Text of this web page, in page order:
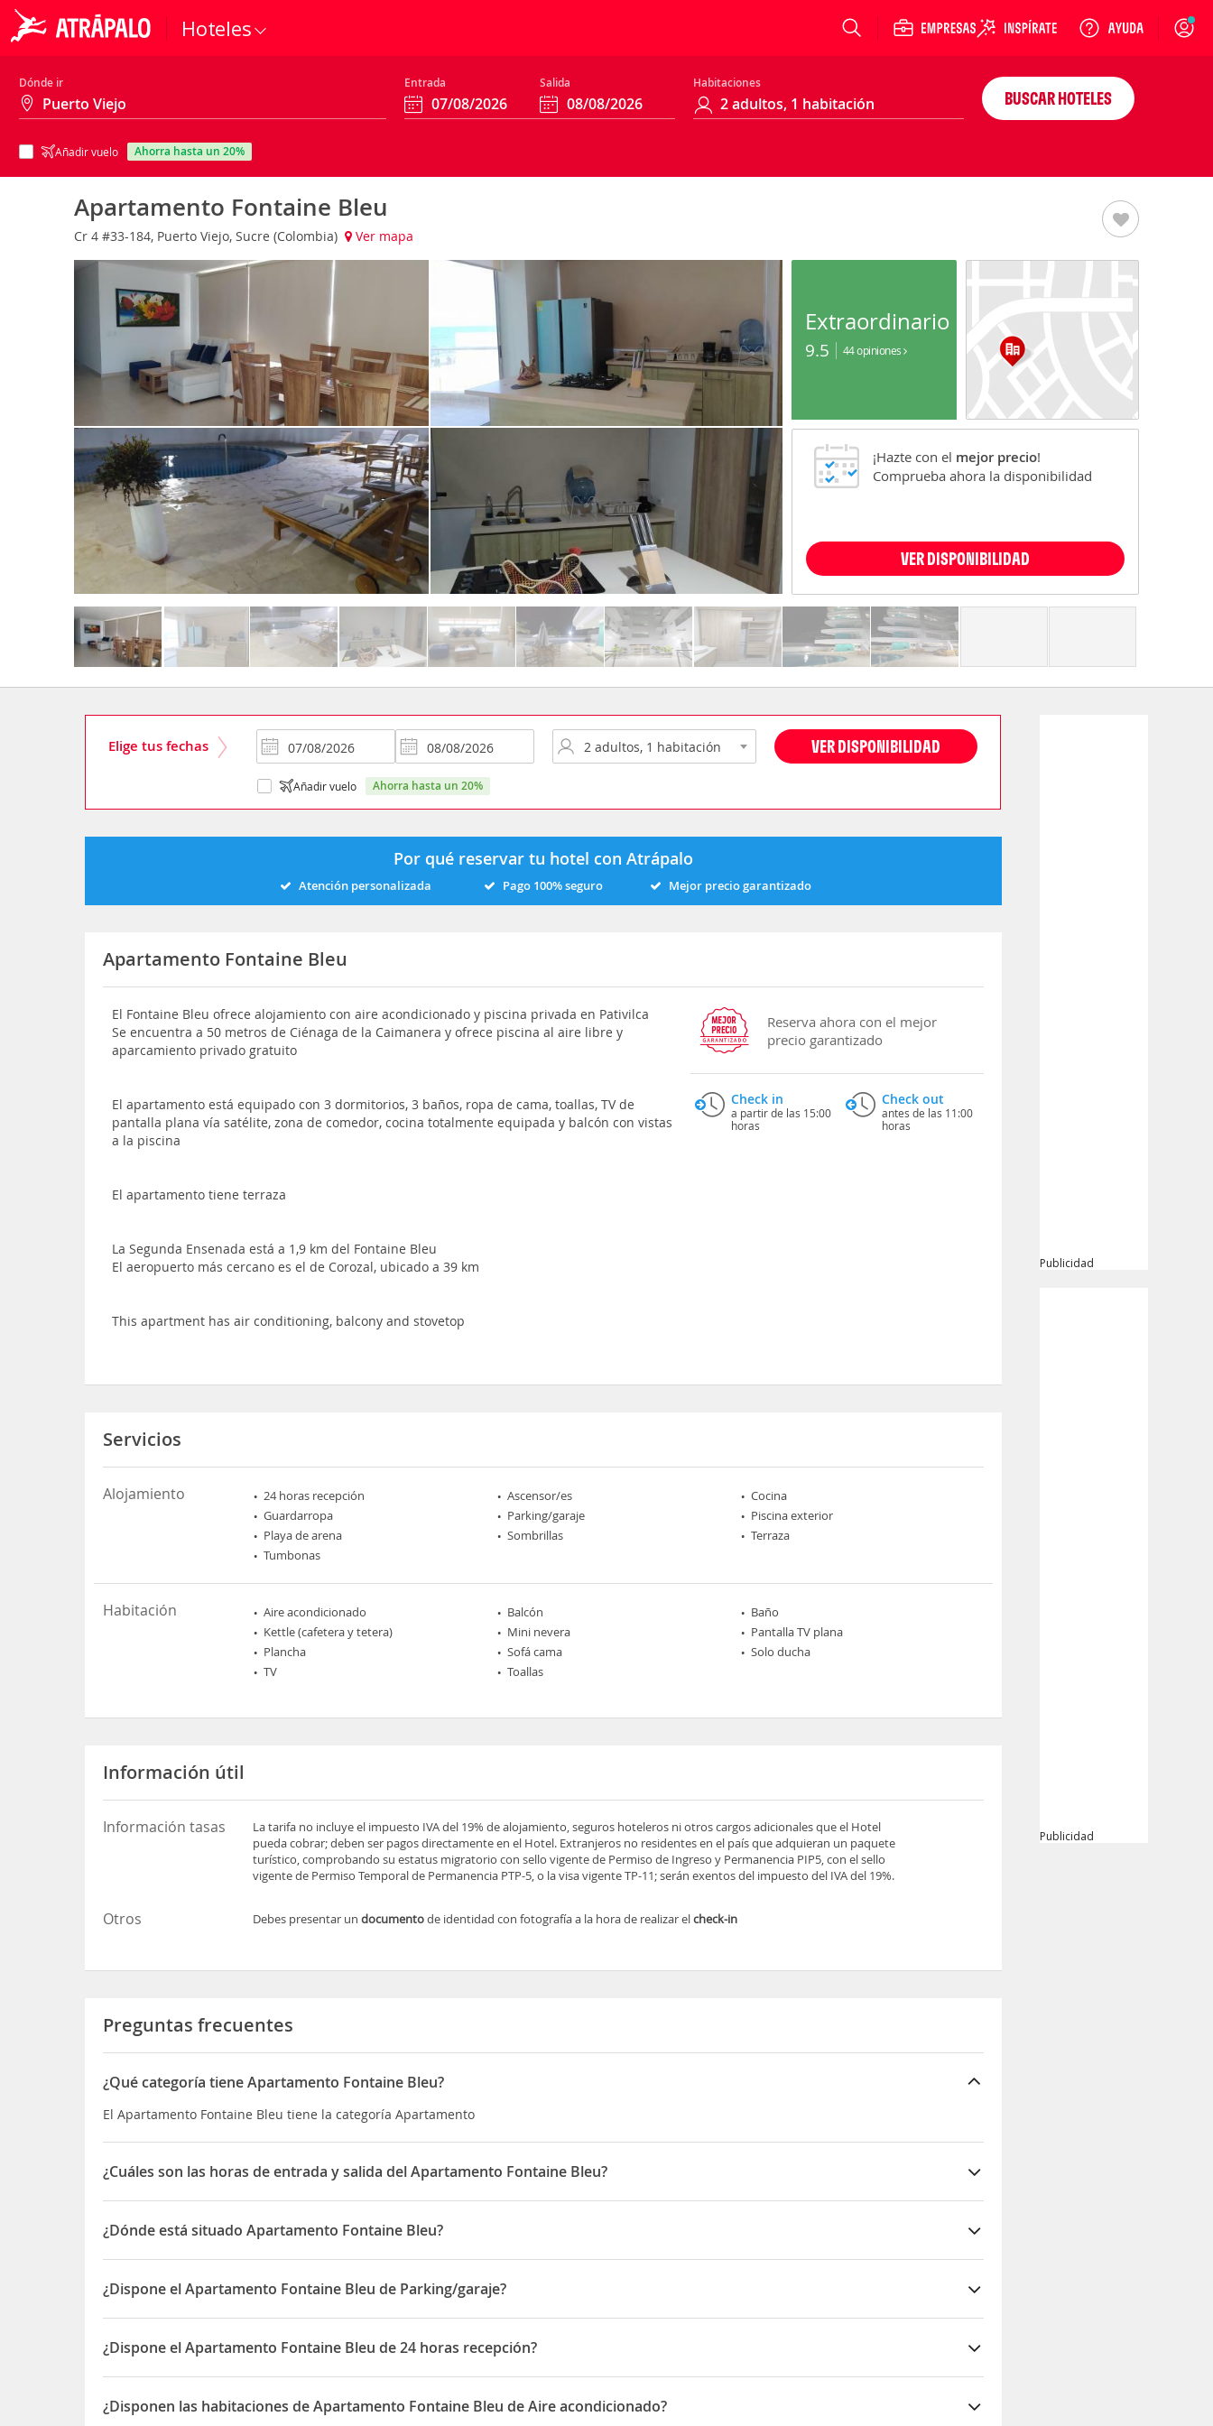
Hoteles Login
Dónde ir Entrada Salida Habitaciones
Añadir vuelo ahorra hasta un 20%
BUSCAR HOTELES
Apartamento Fontaine Bleu
Cr 4 #33-184, Puerto Viejo, Sucre (Colombia) Ver mapa
Extraordinario
9.5 44 opiniones
¡Hazte con el mejor precio!
Comprueba ahora la disponibilidad
VER DISPONIBILIDAD
Elige tus fechas VER DISPONIBILIDAD
Añadir vuelo ahorra hasta un 20%
Por qué reservar tu hotel con Atrápalo
Atención personalizada Pago 100% seguro Mejor precio garantizado
Apartamento Fontaine Bleu
El Fontaine Bleu ofrece alojamiento con aire acondicionado y piscina privada en Pativilca
Se encuentra a 50 metros de Ciénaga de la Caimanera y ofrece piscina al aire libre y
aparcamiento privado gratuito
El apartamento está equipado con 3 dormitorios, 3 baños, ropa de cama, toallas, TV de
pantalla plana vía satélite, zona de comedor, cocina totalmente equipada y balcón con vistas
a la piscina
El apartamento tiene terraza
La Segunda Ensenada está a 1,9 km del Fontaine Bleu
El aeropuerto más cercano es el de Corozal, ubicado a 39 km
This apartment has air conditioning, balcony and stovetop
Reserva ahora con el mejor
precio garantizado
Check in
a partir de las 15:00
horas
Check out
antes de las 11:00
horas
Servicios
Alojamiento 24 horas recepción Ascensor/es
Cocina
Guardarropa
Parking/garaje
Piscina exterior
Playa de arena
Sombrillas
Terraza
Tumbonas
Habitación Aire acondicionado Balcón
Baño
Kettle (cafetera y tetera)
Mini nevera
Pantalla TV plana
Plancha
Sofá cama
Solo ducha
TV
Toallas
Información útil
Información tasas
La tarifa no incluye el impuesto IVA del 19% de alojamiento, seguros hoteleros ni otros cargos adicionales que el Hotel
pueda cobrar; deben ser pagos directamente en el Hotel. Extranjeros no residentes en el país que adquieran un paquete
turístico, comprobando su estatus migratorio con sello vigente de Permiso de Ingreso y Permanencia PIP5, con el sello
vigente de Permiso Temporal de Permanencia PTP-5, o la visa vigente TP-11; serán exentos del impuesto del IVA del 19%.
Otros Debes presentar undocumentode identidad con fotografía a la hora de realizar elcheck-in
Preguntas frecuentes
¿Qué categoría tiene Apartamento Fontaine Bleu?
El Apartamento Fontaine Bleu tiene la categoría Apartamento
¿Cuáles son las horas de entrada y salida del Apartamento Fontaine Bleu?
La entrada a Apartamento Fontaine Bleu es a partir de las 15:00 horas y la salida antes de las 11:00 horas
¿Dónde está situado Apartamento Fontaine Bleu?
El Apartamento Fontaine Bleu está situado en Cr 4 #33-184
¿Dispone el Apartamento Fontaine Bleu de Parking/garaje?
Sí, el Apartamento Fontaine Bleu dispone de Parking/garaje
¿Dispone el Apartamento Fontaine Bleu de 24 horas recepción?
Sí, el Apartamento Fontaine Bleu dispone de 24 horas recepción
¿Disponen las habitaciones de Apartamento Fontaine Bleu de Aire acondicionado?
Publicidad
Publicidad